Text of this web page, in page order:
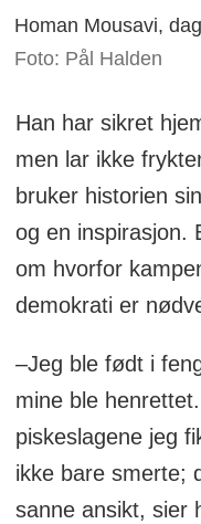
Homan Mousavi,
Foto: Pål Halden
Han har sikret
men lar ikke
bruker historien
og en inspirasjon.
om hvorfor
demokrati er
–Jeg ble født i
mine ble
piskeslagene jeg
ikke bare smerte;
sanne ansikt, sier